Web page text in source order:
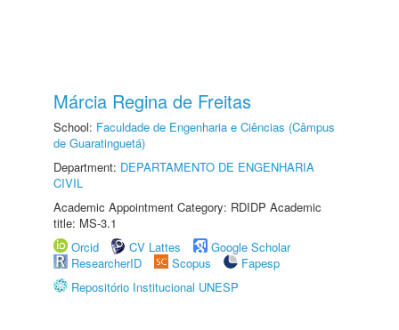
Márcia Regina de Freitas
School: Faculdade de Engenharia e Ciências (Câmpus
de Guaratinguetá)
Department: DEPARTAMENTO DE ENGENHARIA
CIVIL
Academic Appointment Category: RDIDP Academic
title: MS-3.1
Orcid
CV Lattes
Google Scholar
ResearcherID
Scopus
Fapesp
Repositório Institucional UNESP